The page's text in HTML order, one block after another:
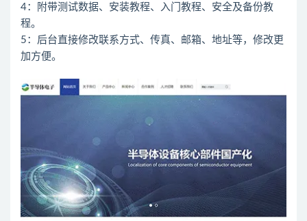
4：附带测试数据、安装教程、入门教程、安全及备份教
程。
5：后台直接修改联系方式、传真、邮箱、地址等，修改更